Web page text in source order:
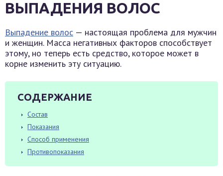
ВЫПАДЕНИЯ ВОЛОС
Выпадение волос — настоящая проблема для мужчин
и женщин. Масса негативных факторов способствует
этому, но теперь есть средство, которое может в
корне изменить эту ситуацию.
СОДЕРЖАНИЕ
Состав
Показания
Способ применения
Противопоказания